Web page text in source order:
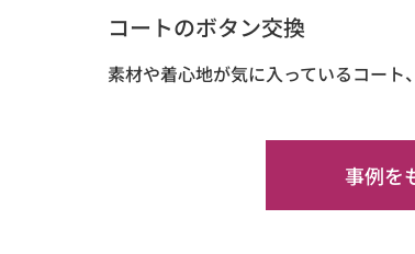
コートのボタン交換
素材や着心地が気に入っているコー
事例を